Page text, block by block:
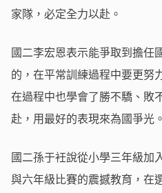
家隊，必定全力以赴。
國二李宏恩表示能爭取到擔任
的，在平常訓練過程中要更努
在過程中也學會了勝不驕、敗
赴，用最好的表現來為國爭光。
國二孫于衽說從小學三年級加
與六年級比賽的震撼教育，在